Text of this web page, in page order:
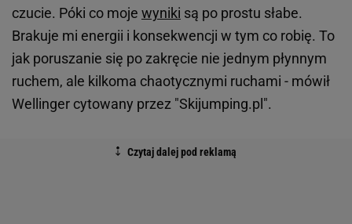
czucie. Póki co moje wyniki są po prostu słabe.
Brakuje mi energii i konsekwencji w tym co robię. To
jak poruszanie się po zakręcie nie jednym płynnym
ruchem, ale kilkoma chaotycznymi ruchami - mówił
Wellinger cytowany przez "Skijumping.pl".